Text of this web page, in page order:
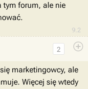
9.2
tym forum, ale nie
2
marketingowcy, ale
Więcej się wtedy